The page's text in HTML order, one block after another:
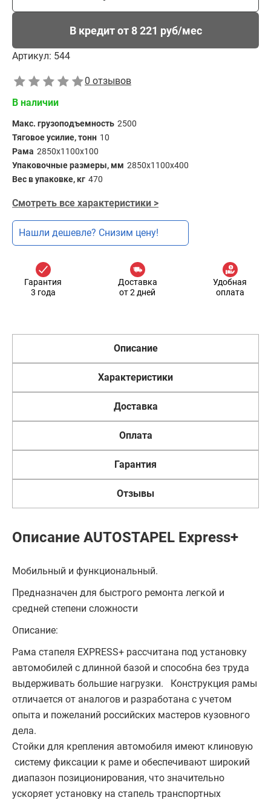
В кредит от 8 221 руб/мес
Артикул: 544
0 отзывов
В наличии
Макс. грузоподъемность 2500
Тяговое усилие, тонн 10
Рама 2850х1100х100
Упаковочные размеры, мм 2850х1100х400
Вес в упаковке, кг 470
Смотреть все характеристики >
Нашли дешевле? Снизим цену!
Гарантия
3 года
Доставка
от 2 дней
Удобная
оплата
Описание
Характеристики
Доставка
Оплата
Гарантия
Отзывы
Описание AUTOSTAPEL Express+
Мобильный и функциональный.
Предназначен для быстрого ремонта легкой и
средней степени сложности
Описание:
Рама стапеля EXPRESS+ рассчитана под установку
автомобилей с длинной базой и способна без труда
выдерживать большие нагрузки. Конструкция рамы
отличается от аналогов и разработана с учетом
опыта и пожеланий российских мастеров кузовного
дела.
Стойки для крепления автомобиля имеют клиновую
систему фиксации к раме и обеспечивают широкий
диапазон позиционирования, что значительно
ускоряет установку на стапель транспортных